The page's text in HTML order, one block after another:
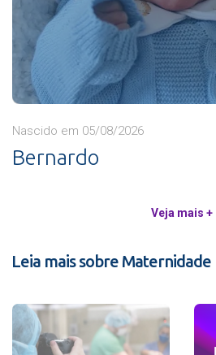
Nascido em 05/08/2026
Bernardo
Veja mais +
Leia mais sobre Maternidade